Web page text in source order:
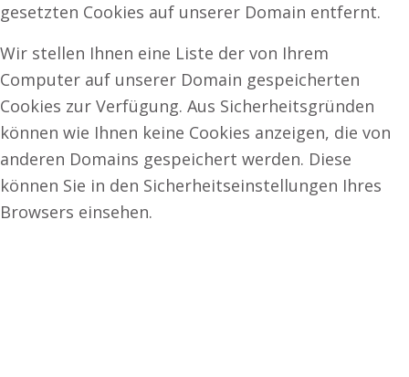
gesetzten Cookies auf unserer Domain entfernt.
Wir stellen Ihnen eine Liste der von Ihrem
Computer auf unserer Domain gespeicherten
Cookies zur Verfügung. Aus Sicherheitsgründen
können wie Ihnen keine Cookies anzeigen, die von
anderen Domains gespeichert werden. Diese
können Sie in den Sicherheitseinstellungen Ihres
Browsers einsehen.